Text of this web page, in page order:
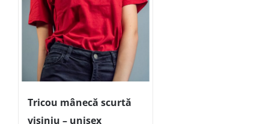
Tricou mânecă scurtă
vișiniu – unisex